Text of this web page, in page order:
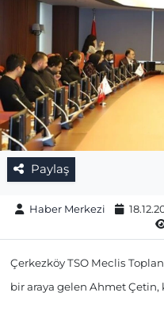
Paylaş
Haber Merkezi
Çerkezköy TSO Meclis
bir araya gelen Ahmet Çetin,
Künye
Topluluk Kuralları
Yayın İlkeleri